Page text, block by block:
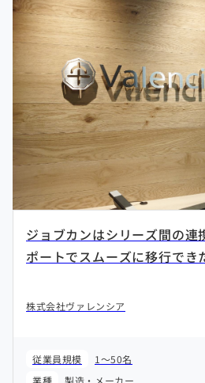
ジョブカンはシリーズ間の連
ポートでスムーズに移行でき
株式会社ヴァレンシア
従業員規模
1～50名